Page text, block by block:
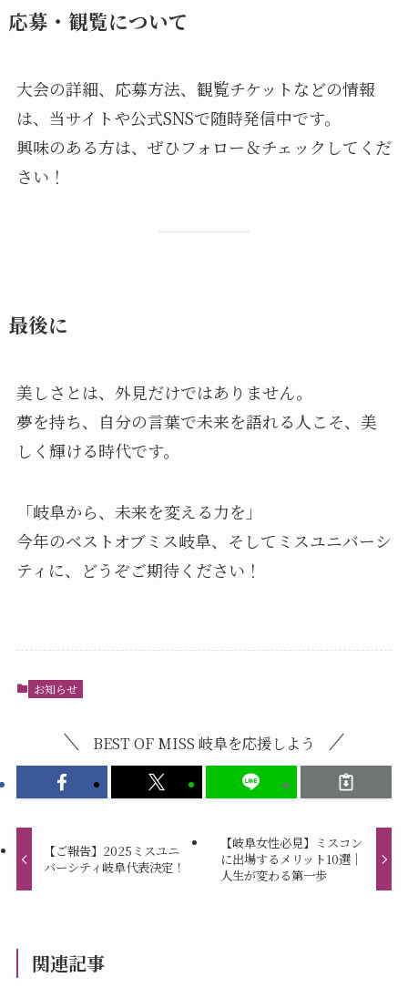
応募・観覧について
大会の詳細、応募方法、観覧チケットなどの情報
は、当サイトや公式SNSで随時発信中です。
興味のある方は、ぜひフォロー＆チェックしてくだ
さい！
最後に
美しさとは、外見だけではありません。
夢を持ち、自分の言葉で未来を語れる人こそ、美
しく輝ける時代です。
「岐阜から、未来を変える力を」
今年のベストオブミス岐阜、そしてミスユニバーシ
ティに、どうぞご期待ください！
お知らせ
BEST OF MISS 岐阜を応援しよう
【ご報告】2025ミスユニ
バーシティ岐阜代表決定！
【岐阜女性必見】ミスコン
に出場するメリット10選｜
人生が変わる第一歩
関連記事